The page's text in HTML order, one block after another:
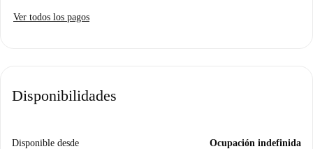
Ver todos los pagos
Disponibilidades
Disponible desde Ocupación indefinida